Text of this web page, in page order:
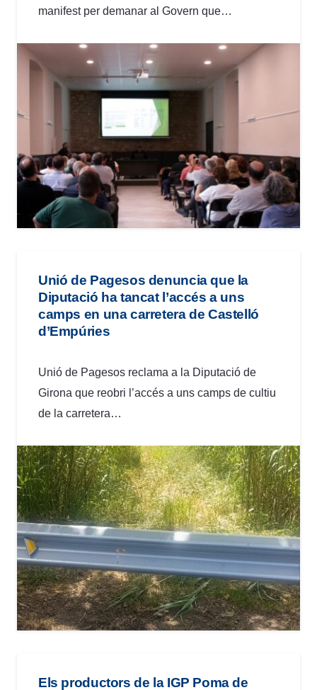
manifest per demanar al Govern que…
Unió de Pagesos denuncia que la
Diputació ha tancat l’accés a uns
camps en una carretera de Castelló
d’Empúries
Unió de Pagesos reclama a la Diputació de
Girona que reobri l’accés a uns camps de cultiu
de la carretera…
Els productors de la IGP Poma de